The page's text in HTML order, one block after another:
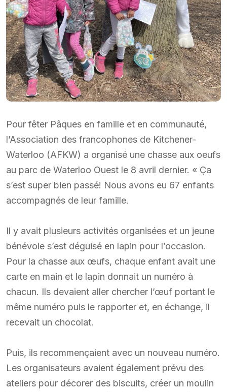
Pour fêter Pâques en famille et en communauté,
l’Association des francophones de Kitchener-
Waterloo (AFKW) a organisé une chasse aux oeufs
au parc de Waterloo Ouest le 8 avril dernier. « Ça
s’est super bien passé! Nous avons eu 67 enfants
accompagnés de leur famille.
Il y avait plusieurs activités organisées et un jeune
bénévole s’est déguisé en lapin pour l’occasion.
Pour la chasse aux œufs, chaque enfant avait une
carte en main et le lapin donnait un numéro à
chacun. Ils devaient aller chercher l’œuf portant le
même numéro puis le rapporter et, en échange, il
recevait un chocolat.
Puis, ils recommençaient avec un nouveau numéro.
Les organisateurs avaient également prévu des
ateliers pour décorer des biscuits, créer un moulin